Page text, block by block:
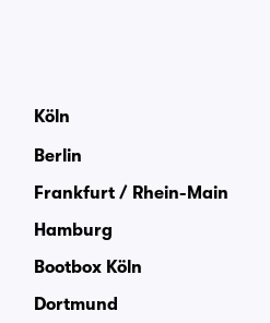
Köln
Berlin
Frankfurt / Rhein-Main
Hamburg
Bootbox Köln
Dortmund